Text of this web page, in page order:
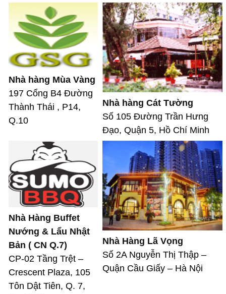
Nhà hàng Mùa Vàng
197 Cổng B4 Đường
Thành Thái , P14,
Q.10
Nhà hàng Cát Tường
Số 105 Đường Trần Hưng
Đạo, Quận 5, Hồ Chí Minh
Nhà Hàng Buffet
Nướng & Lẩu Nhật
Bản ( CN Q.7)
CP-02 Tầng Trệt –
Crescent Plaza, 105
Tôn Dật Tiên, Q. 7,
Nhà Hàng Lã Vọng
Số 2A Nguyễn Thị Thập –
Quận Cầu Giấy – Hà Nội